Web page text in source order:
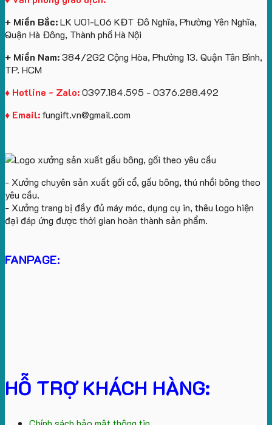
theo
cầu
+ Miền Bắc:LK U01-L06 KĐT Đô Nghĩa, Phường Yên Nghĩa,
Quận Hà Đông, Thành phố Hà Nội
+ Miền Nam:384/2G2 Cộng Hòa, Phường 13. Quận Tân Bình,
TP. HCM
♦ Hotline - Zalo:0397.184.595 - 0376.288.492
♦ Email:fungift.vn@gmail.com
- Xưởng chuyên sản xuất gối cổ, gấu bông, thú nhồi bông theo
yêu cầu.
- Xưởng trang bị đầy đủ máy móc, dụng cụ in, thêu logo hiện
đại đáp ứng được thời gian hoàn thành sản phẩm.
FANPAGE:
HỖ TRỢ KHÁCH HÀNG: